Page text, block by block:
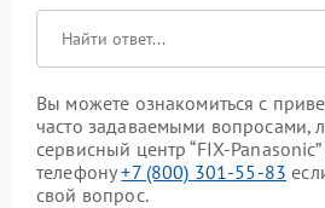
Вы можете ознакомиться с
часто задаваемыми вопросами,
сервисный центр “FIX-
телефону+7 (800) 301-55-83
свой вопрос.